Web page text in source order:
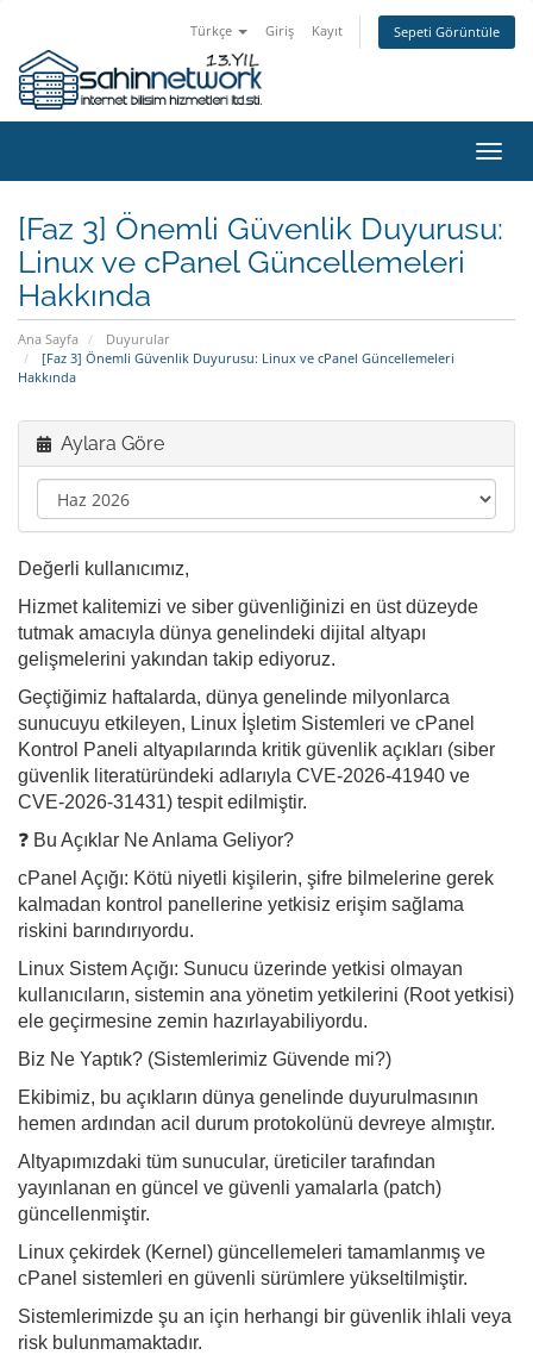
Türkçe Giriş Kayıt Sepeti Görüntüle
[Faz 3] Önemli Güvenlik Duyurusu:
Linux ve cPanel Güncellemeleri
Hakkında
Ana Sayfa
Duyurular
[Faz 3] Önemli Güvenlik Duyurusu: Linux ve cPanel Güncellemeleri
Hakkında
Aylara Göre
Değerli kullanıcımız,
Hizmet kalitemizi ve siber güvenliğinizi en üst düzeyde
tutmak amacıyla dünya genelindeki dijital altyapı
gelişmelerini yakından takip ediyoruz.
Geçtiğimiz haftalarda, dünya genelinde milyonlarca
sunucuyu etkileyen, Linux İşletim Sistemleri ve cPanel
Kontrol Paneli altyapılarında kritik güvenlik açıkları (siber
güvenlik literatüründeki adlarıyla CVE-2026-41940 ve
CVE-2026-31431) tespit edilmiştir.
❓ Bu Açıklar Ne Anlama Geliyor?
cPanel Açığı: Kötü niyetli kişilerin, şifre bilmelerine gerek
kalmadan kontrol panellerine yetkisiz erişim sağlama
riskini barındırıyordu.
Linux Sistem Açığı: Sunucu üzerinde yetkisi olmayan
kullanıcıların, sistemin ana yönetim yetkilerini (Root yetkisi)
ele geçirmesine zemin hazırlayabiliyordu.
Biz Ne Yaptık? (Sistemlerimiz Güvende mi?)
Ekibimiz, bu açıkların dünya genelinde duyurulmasının
hemen ardından acil durum protokolünü devreye almıştır.
Altyapımızdaki tüm sunucular, üreticiler tarafından
yayınlanan en güncel ve güvenli yamalarla (patch)
güncellenmiştir.
Linux çekirdek (Kernel) güncellemeleri tamamlanmış ve
cPanel sistemleri en güvenli sürümlere yükseltilmiştir.
Sistemlerimizde şu an için herhangi bir güvenlik ihlali veya
risk bulunmamaktadır.